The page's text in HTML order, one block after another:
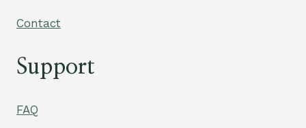
Contact
Support
FAQ